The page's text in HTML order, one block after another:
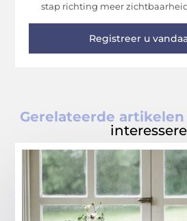
stap richting meer
Registreer u
Gerelateerde artikelen